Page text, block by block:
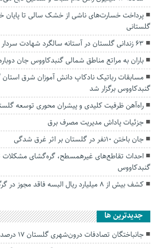
پرداخت خسارت‌های ناشی از خشک سالی تا پایان
گلستانی
۶۳ زندانی گلستان در آستانه سالگرد شهادت سردار سلیمانی آزاد شدند
باران به مراتع مناطق شمالی گنبدکاووس جان
مسابقات رباتیک نادکاپ دانش آموزان شرق استان
گنبدکاووس برگزار شد
راه‌آهن ظرفیت کلیدی و پیشران‌ محوری توسعه
جزئیات پاداش مدیریت مصرف برق
جان باختن ۱۰نفر در گلستان بر اثر غرق شدگی
احداث تقاطع‌های غیرهمسطح، گره‌گشای مشکلات
گنبدکاووس
کشف بیش از ۸ میلیارد ریال البسه فاقد مجوز در گرگان
جديدترين ها
جانباختگان تصادفات درون‌شهری گلستان ۱۷ درصد کاهش یافت